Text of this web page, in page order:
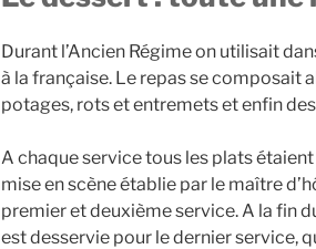
Durant l’Ancien Régime on utilisait
à la française. Le repas se composait
potages, rots et entremets et enfin
A chaque service tous les plats
mise en scène établie par le maître
premier et deuxième service. A la fin
est desservie pour le dernier service,